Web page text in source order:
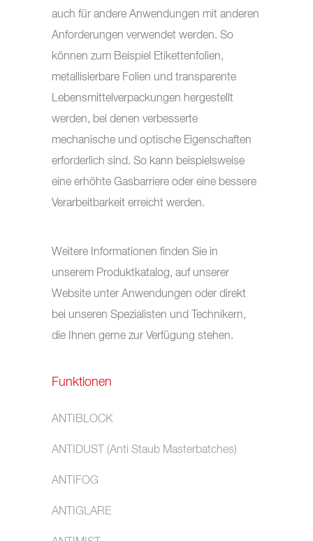
auch für andere Anwendungen mit anderen
Anforderungen verwendet werden. So
können zum Beispiel Etikettenfolien,
metallisierbare Folien und transparente
Lebensmittelverpackungen hergestellt
werden, bei denen verbesserte
mechanische und optische Eigenschaften
erforderlich sind. So kann beispielsweise
eine erhöhte Gasbarriere oder eine bessere
Verarbeitbarkeit erreicht werden.
Weitere Informationen finden Sie in
unserem Produktkatalog, auf unserer
Website unter Anwendungen oder direkt
bei unseren Spezialisten und Technikern,
die Ihnen gerne zur Verfügung stehen.
Funktionen
ANTIBLOCK
ANTIDUST (Anti Staub Masterbatches)
ANTIFOG
ANTIGLARE